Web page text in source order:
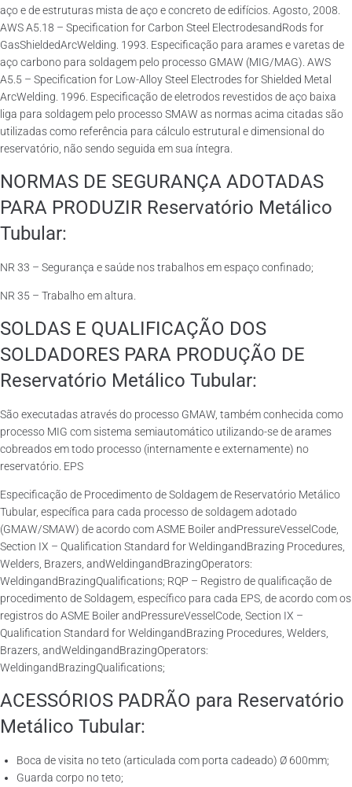
aço e de estruturas mista de aço e concreto de edifícios. Agosto, 2008.
AWS A5.18 – Specification for Carbon Steel ElectrodesandRods for
GasShieldedArcWelding. 1993. Especificação para arames e varetas de
aço carbono para soldagem pelo processo GMAW (MIG/MAG). AWS
A5.5 – Specification for Low-Alloy Steel Electrodes for Shielded Metal
ArcWelding. 1996. Especificação de eletrodos revestidos de aço baixa
liga para soldagem pelo processo SMAW as normas acima citadas são
utilizadas como referência para cálculo estrutural e dimensional do
reservatório, não sendo seguida em sua íntegra.
NORMAS DE SEGURANÇA ADOTADAS
PARA PRODUZIR Reservatório Metálico
Tubular:
NR 33 – Segurança e saúde nos trabalhos em espaço confinado;
NR 35 – Trabalho em altura.
SOLDAS E QUALIFICAÇÃO DOS
SOLDADORES PARA PRODUÇÃO DE
Reservatório Metálico Tubular:
São executadas através do processo GMAW, também conhecida como
processo MIG com sistema semiautomático utilizando-se de arames
cobreados em todo processo (internamente e externamente) no
reservatório. EPS
Especificação de Procedimento de Soldagem de Reservatório Metálico
Tubular, específica para cada processo de soldagem adotado
(GMAW/SMAW) de acordo com ASME Boiler andPressureVesselCode,
Section IX – Qualification Standard for WeldingandBrazing Procedures,
Welders, Brazers, andWeldingandBrazingOperators:
WeldingandBrazingQualifications; RQP – Registro de qualificação de
procedimento de Soldagem, específico para cada EPS, de acordo com os
registros do ASME Boiler andPressureVesselCode, Section IX –
Qualification Standard for WeldingandBrazing Procedures, Welders,
Brazers, andWeldingandBrazingOperators:
WeldingandBrazingQualifications;
ACESSÓRIOS PADRÃO para Reservatório
Metálico Tubular:
Boca de visita no teto (articulada com porta cadeado) Ø 600mm;
Guarda corpo no teto;